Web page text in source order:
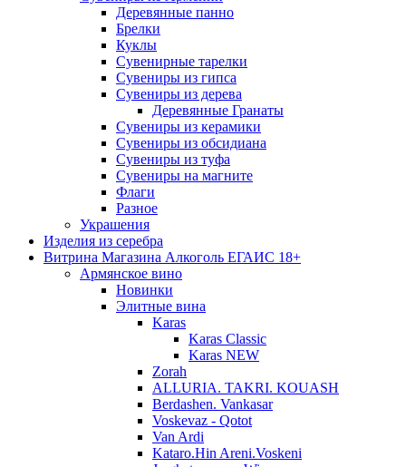
Деревянные панно
Брелки
Куклы
Сувенирные тарелки
Сувениры из гипса
Сувениры из дерева
Деревянные Гранаты
Сувениры из керамики
Сувениры из обсидиана
Сувениры из туфа
Сувениры на магните
Флаги
Разное
Украшения
Изделия из серебра
Витрина Магазина Алкоголь ЕГАИС 18+
Армянское вино
Новинки
Элитные вина
Karas
Karas Classic
Karas NEW
Zorah
ALLURIA. TAKRI. KOUASH
Berdashen. Vankasar
Voskevaz - Qotot
Van Ardi
Kataro.Hin Areni.Voskeni